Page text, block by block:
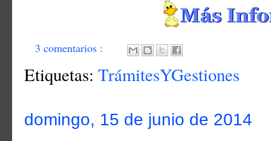
3 comentarios :
Etiquetas: TrámitesYGestiones
domingo, 15 de junio de 2014